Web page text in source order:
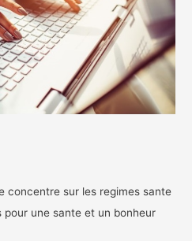
concentre sur les regimes sante
une sante et un bonheur